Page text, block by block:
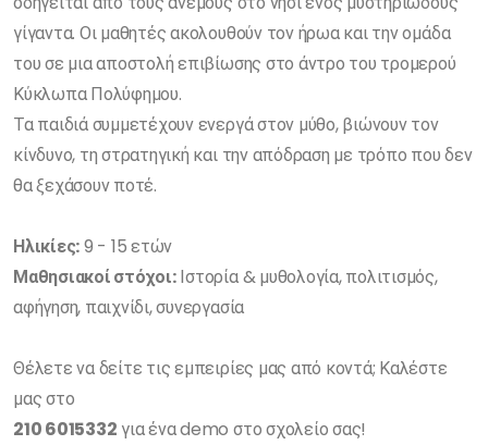
γίγαντα. Οι μαθητές ακολουθούν τον ήρωα και την ομάδα
του σε μια αποστολή επιβίωσης στο άντρο του τρομερού
Κύκλωπα Πολύφημου.
Τα παιδιά συμμετέχουν ενεργά στον μύθο, βιώνουν τον
κίνδυνο, τη στρατηγική και την απόδραση με τρόπο που δεν
θα ξεχάσουν ποτέ.
Ηλικίες:9 - 15 ετών
Μαθησιακοί στόχοι:Ιστορία & μυθολογία, πολιτισμός,
αφήγηση, παιχνίδι, συνεργασία
Θέλετε να δείτε τις εμπειρίες μας από κοντά; Καλέστε
μας στο
210 6015332 για ένα demo στο σχολείο σας!